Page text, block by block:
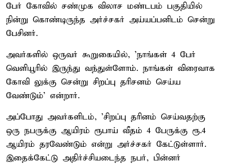
பேர் கோவில் சண்முக விலாச மண்டபம் பகுதியில்
நின்று கொண்டிருந்த அர்ச்சகர் அய்யப்பனிடம் சென்று
பேசினர்.
அவர்களில் ஒருவர் கூறுகையில், 'நாங்கள் 4 பேர்
வெளியூரில் இருந்து வந்துள்ளோம். நாங்கள் விரைவாக
கோவி லுக்கு சென்று சிறப்பு தரிசனம் செய்ய
வேண்டும்' என்றார்.
அப்போது அவர்களிடம், 'சிறப்பு தரினம் செய்வதற்கு
ஒரு நபருக்கு ஆயிரம் ரூபாய் வீதம் 4 பேருக்கு ரூ.4
ஆயிரம் தரவேண்டும் என்று அர்ச்சகர் கேட்டுள்ளார்.
இதைக்கேட்டு அதிர்ச்சியடைந்த நபர், பின்னர்